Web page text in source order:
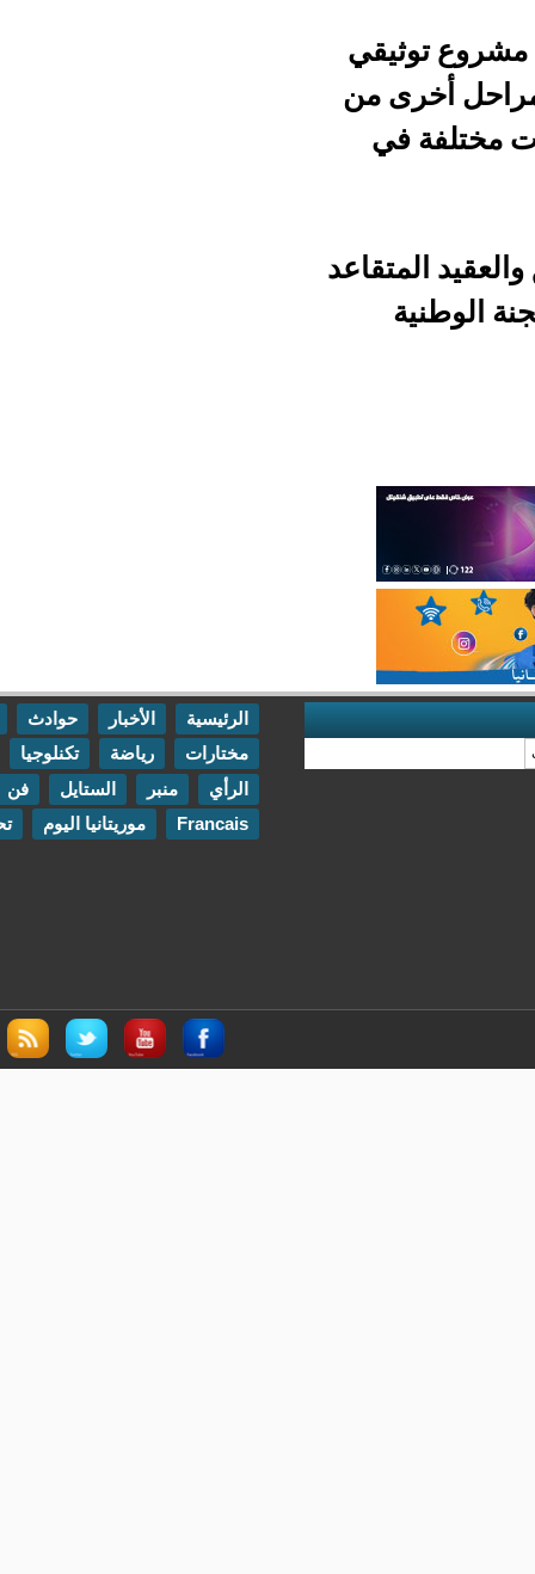
من
حوادث
اقتصاد
تكنلوجيا
مقابلات
الستايل فن
اتصل بنا
موريتانيا اليوم تحقيقات